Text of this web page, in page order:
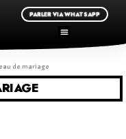
PARLER VIA WHATSAPP
de mariage